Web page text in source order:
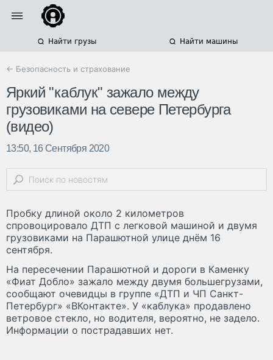
Найти грузы Найти машины
← Безопасность и страхование
Яркий "каблук" зажало между
грузовиками на севере Петербурга
(видео)
13:50, 16 Сентября 2020
Пробку длиной около 2 километров
спровоцировало ДТП с легковой машиной и двумя
грузовиками на Парашютной улице днём 16
сентября.
На пересечении Парашютной и дороги в Каменку
«Фиат Добло» зажало между двумя большегрузами,
сообщают очевидцы в группе «ДТП и ЧП Санкт-
Петербург» «ВКонтакте». У «каблука» продавлено
ветровое стекло, но водителя, вероятно, не задело.
Информации о пострадавших нет.